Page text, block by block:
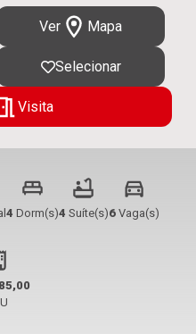
Ver Mapa
Selecionar
Visita
4 Dorm(s)4 Suíte(s)6 Vaga(s)